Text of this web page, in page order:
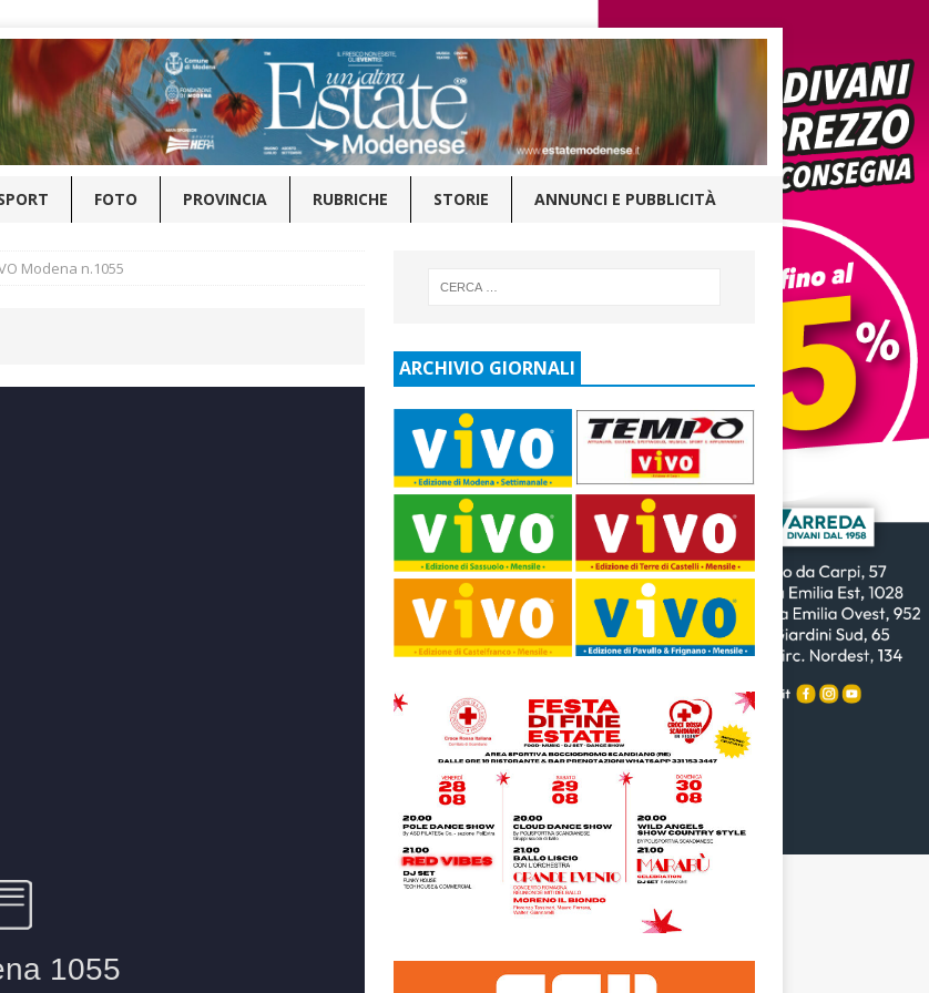
FOTO PROVINCIA RUBRICHE STORIE ANNUNCI E PUBBLICITÀ
Modena n.1055
ARCHIVIO GIORNALI